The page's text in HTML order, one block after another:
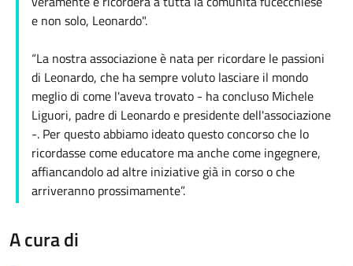
e non solo, Leonardo".
“La nostra associazione è nata per ricordare le passioni
di Leonardo, che ha sempre voluto lasciare il mondo
meglio di come l'aveva trovato - ha concluso Michele
Liguori, padre di Leonardo e presidente dell'associazione
-. Per questo abbiamo ideato questo concorso che lo
ricordasse come educatore ma anche come ingegnere,
affiancandolo ad altre iniziative già in corso o che
arriveranno prossimamente”.
A cura di